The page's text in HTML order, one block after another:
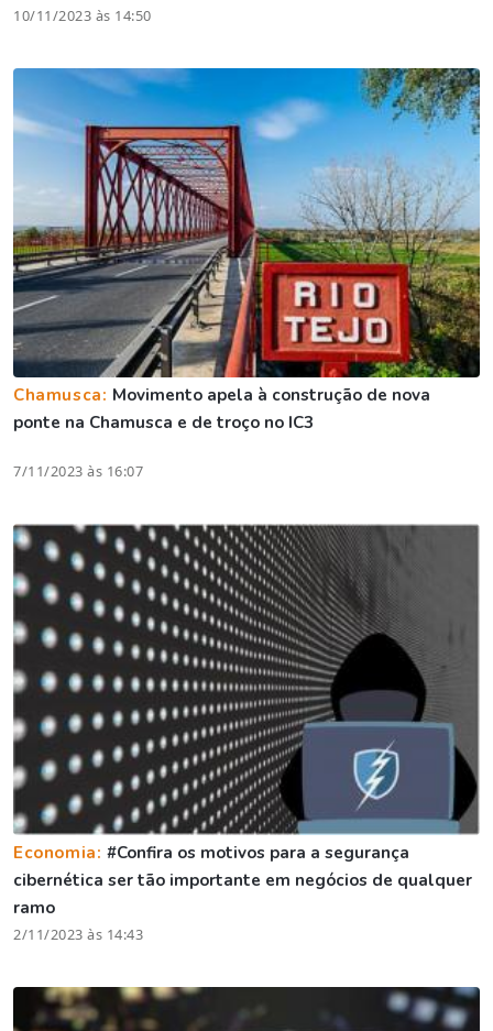
10/11/2023 às 14:50
Chamusca: Movimento apela à construção de nova
ponte na Chamusca e de troço no IC3
7/11/2023 às 16:07
Economia:#Confira os motivos para a segurança
cibernética ser tão importante em negócios de qualquer
ramo
2/11/2023 às 14:43